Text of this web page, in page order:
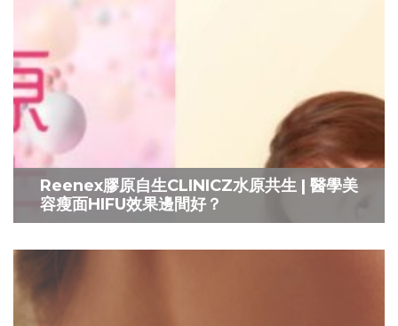
Reenex膠原自生CLINICZ水原共生 | 醫學美
容瘦面HIFU效果邊間好？